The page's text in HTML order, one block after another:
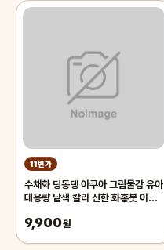
11번가
수채화 딩동댕 아쿠아 그림물감 유아
대용량 낱색 칼라 신한 화홍붓 아크
9,900원